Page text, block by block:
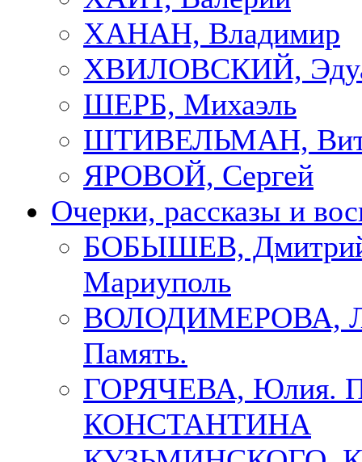
ХАНАН, Владимир
ХВИЛОВСКИЙ,
ШЕРБ, Михаэль
ШТИВЕЛЬМАН,
ЯРОВОЙ, Сергей
Очерки, рассказы и
БОБЫШЕВ,
Мариуполь
ВОЛОДИМЕРОВА,
Память.
ГОРЯЧЕВА, Юлия.
КОНСТАНТИНА